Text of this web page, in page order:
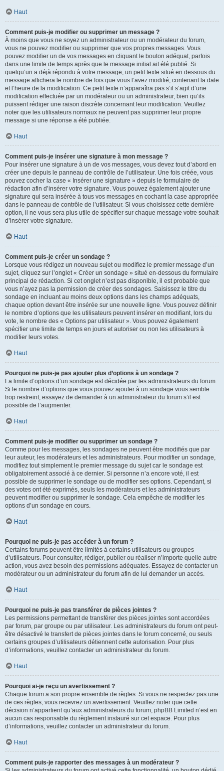
Haut
Comment puis-je modifier ou supprimer un message ?
À moins que vous ne soyez un administrateur ou un modérateur du forum,
vous ne pouvez modifier ou supprimer que vos propres messages. Vous
pouvez modifier un de vos messages en cliquant le bouton adéquat, parfois
dans une limite de temps après que le message initial ait été publié. Si
quelqu’un a déjà répondu à votre message, un petit texte situé en dessous du
message affichera le nombre de fois que vous l’avez modifié, contenant la date
et l’heure de la modification. Ce petit texte n’apparaîtra pas s’il s’agit d’une
modification effectuée par un modérateur ou un administrateur, bien qu’ils
puissent rédiger une raison discrète concernant leur modification. Veuillez
noter que les utilisateurs normaux ne peuvent pas supprimer leur propre
message si une réponse a été publiée.
Haut
Comment puis-je insérer une signature à mon message ?
Pour insérer une signature à un de vos messages, vous devez tout d’abord en
créer une depuis le panneau de contrôle de l’utilisateur. Une fois créée, vous
pouvez cocher la case « Insérer une signature » depuis le formulaire de
rédaction afin d’insérer votre signature. Vous pouvez également ajouter une
signature qui sera insérée à tous vos messages en cochant la case appropriée
dans le panneau de contrôle de l’utilisateur. Si vous choisissez cette dernière
option, il ne vous sera plus utile de spécifier sur chaque message votre souhait
d’insérer votre signature.
Haut
Comment puis-je créer un sondage ?
Lorsque vous rédigez un nouveau sujet ou modifiez le premier message d’un
sujet, cliquez sur l’onglet « Créer un sondage » situé en-dessous du formulaire
principal de rédaction. Si cet onglet n’est pas disponible, il est probable que
vous n’ayez pas la permission de créer des sondages. Saisissez le titre du
sondage en incluant au moins deux options dans les champs adéquats,
chaque option devant être insérée sur une nouvelle ligne. Vous pouvez définir
le nombre d’options que les utilisateurs peuvent insérer en modifiant, lors du
vote, le nombre des « Options par utilisateur ». Vous pouvez également
spécifier une limite de temps en jours et autoriser ou non les utilisateurs à
modifier leurs votes.
Haut
Pourquoi ne puis-je pas ajouter plus d’options à un sondage ?
La limite d’options d’un sondage est décidée par les administrateurs du forum.
Si le nombre d’options que vous pouvez ajouter à un sondage vous semble
trop restreint, essayez de demander à un administrateur du forum s’il est
possible de l’augmenter.
Haut
Comment puis-je modifier ou supprimer un sondage ?
Comme pour les messages, les sondages ne peuvent être modifiés que par
leur auteur, les modérateurs et les administrateurs. Pour modifier un sondage,
modifiez tout simplement le premier message du sujet car le sondage est
obligatoirement associé à ce dernier. Si personne n’a encore voté, il est
possible de supprimer le sondage ou de modifier ses options. Cependant, si
des votes ont été exprimés, seuls les modérateurs et les administrateurs
peuvent modifier ou supprimer le sondage. Cela empêche de modifier les
options d’un sondage en cours.
Haut
Pourquoi ne puis-je pas accéder à un forum ?
Certains forums peuvent être limités à certains utilisateurs ou groupes
d’utilisateurs. Pour consulter, rédiger, publier ou réaliser n’importe quelle autre
action, vous avez besoin des permissions adéquates. Essayez de contacter un
modérateur ou un administrateur du forum afin de lui demander un accès.
Haut
Pourquoi ne puis-je pas transférer de pièces jointes ?
Les permissions permettant de transférer des pièces jointes sont accordées
par forum, par groupe ou par utilisateur. Les administrateurs du forum ont peut-
être désactivé le transfert de pièces jointes dans le forum concerné, ou seuls
certains groupes d’utilisateurs détiennent cette autorisation. Pour plus
d’informations, veuillez contacter un administrateur du forum.
Haut
Pourquoi ai-je reçu un avertissement ?
Chaque forum a son propre ensemble de règles. Si vous ne respectez pas une
de ces règles, vous recevrez un avertissement. Veuillez noter que cette
décision n’appartient qu’aux administrateurs du forum, phpBB Limited n’est en
aucun cas responsable du règlement instauré sur cet espace. Pour plus
d’informations, veuillez contacter un administrateur du forum.
Haut
Comment puis-je rapporter des messages à un modérateur ?